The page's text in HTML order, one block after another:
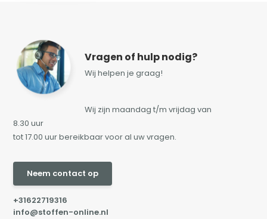
Vragen of hulp nodig?
Wij helpen je graag!
Wij zijn maandag t/m vrijdag van
8.30 uur
tot 17.00 uur bereikbaar voor al uw vragen.
Neem contact op
+31622719316
info@stoffen-online.nl